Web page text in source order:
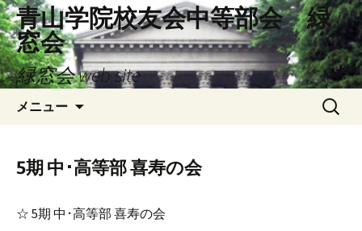
コ
ン
テ
ン
ツ
ス
青山学院校友会中等部会 緑
窓会
緑窓会 web site
メニュー
検
索:
5期 中･高等部 喜寿の会
☆ 5期 中･高等部 喜寿の会